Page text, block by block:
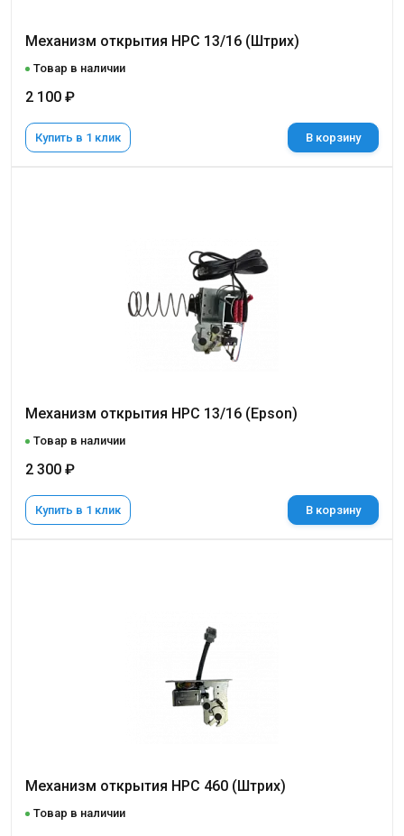
Механизм открытия НРС 13/16 (Штрих)
Товар в наличии
2 100 ₽
Купить в 1 клик В корзину
Механизм открытия НРС 13/16 (Epson)
Товар в наличии
2 300 ₽
Купить в 1 клик В корзину
Механизм открытия HPC 460 (Штрих)
Товар в наличии